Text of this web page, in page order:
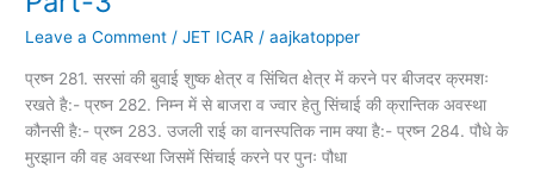
Leave a Comment /JET ICAR /aajkatopper
प्रष्न 281. सरसां की बुवाई शुष्क क्षेत्र व सिंचित क्षेत्र में करने पर बीजदर क्रमशः
रखते है:- प्रष्न 282. निम्न में से बाजरा व ज्वार हेतु सिंचाई की क्रान्तिक अवस्था
कौनसी है:- प्रष्न 283. उजली राई का वानस्पतिक नाम क्या है:- प्रष्न 284. पौधे के
मुरझान की वह अवस्था जिसमें सिंचाई करने पर पुनः पौधा
Agronomy
Questions
3